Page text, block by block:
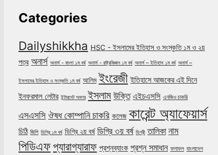
Categories
Dailyshikkha HSC - ইসলামের ইতিহাস ও সংস্কৃতি ১ম ও ২য়
পত্র অনার্স অনার্স - বাংলা ১ম বর্ষ অনার্স - রাষ্ট্রবিজ্ঞান ১ম বর্ষ অনার্স – ইতিহাস ১ম বর্ষ অনার্স –
ইসলামের ইতিহাস ও সংস্কৃতি ১ম বর্ষ আলিম ইংরেজী ইতিহাসে আজকের এই দিনে
ইনফরমাল লেটার ইন্টারনেট অফার ইসলাম উক্তি এইচএসসি এনজিও চাকরি
এসএসসি ঔষধ কোম্পানি চাকরি কলেজ কারেন্ট অ্যাফেয়ার্স
চিঠি জিপি ডিগ্রি ১ম বর্ষ ডিগ্রি ২য় বর্ষ ডিগ্রি ৩য় বর্ষ ডিগ্রী তালিকা নাম
পিডিএফপ্যারাগ্যারাফ প্রশ্নব্যাংক প্রশ্ন সমাধান ফলাফল বাংলাদেশ